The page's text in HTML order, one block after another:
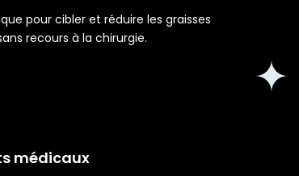
pour cibler et réduire les graisses
recours à la chirurgie.
médicaux